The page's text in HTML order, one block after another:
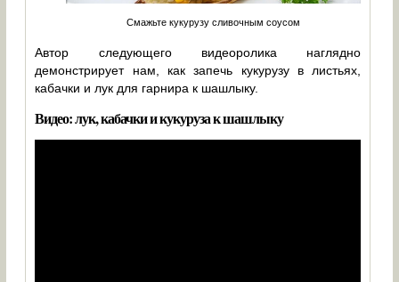
Смажьте кукурузу сливочным соусом
Автор следующего видеоролика наглядно
демонстрирует нам, как запечь кукурузу в листьях,
кабачки и лук для гарнира к шашлыку.
Видео: лук, кабачки и кукуруза к шашлыку